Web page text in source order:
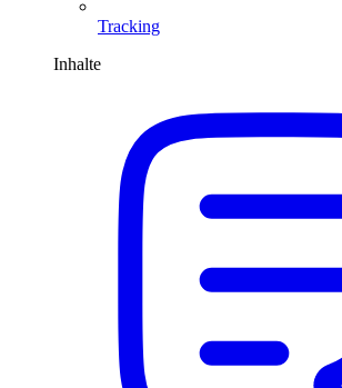
Tracking
Inhalte